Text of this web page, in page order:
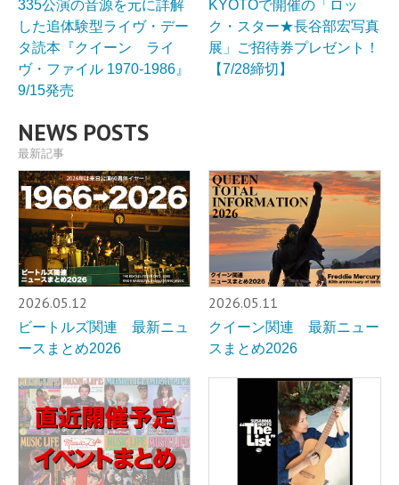
335公演の音源を元に詳解
した追体験型ライヴ・デー
タ読本『クイーン ライ
ヴ・ファイル 1970-1986』
9/15発売
KYOTOで開催の「ロッ
ク・スター★長谷部宏写真
展」ご招待券プレゼント！
【7/28締切】
NEWS POSTS
最新記事
2026.05.12
ビートルズ関連 最新ニュ
ースまとめ2026
2026.05.11
クイーン関連 最新ニュー
スまとめ2026